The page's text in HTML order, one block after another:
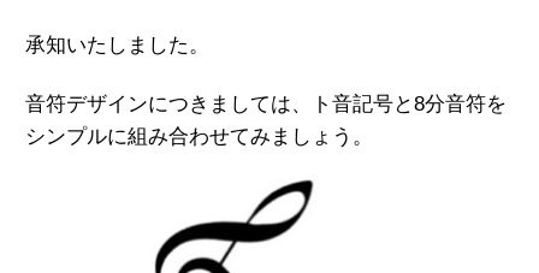
承知いたしました。
音符デザインにつきましては、ト音記号と8分音符を
シンプルに組み合わせてみましょう。